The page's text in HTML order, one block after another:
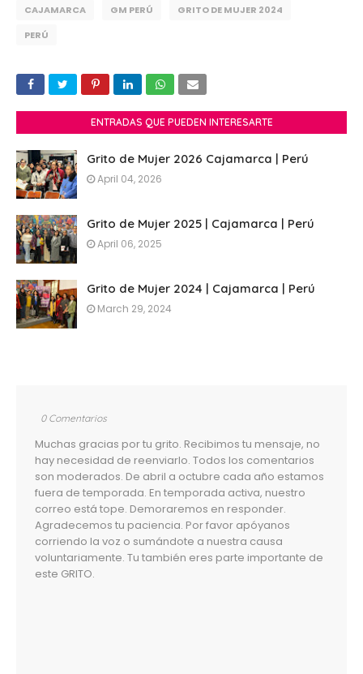
CAJAMARCA GM PERÚ
GRITO DE MUJER 2024
PERÚ
ENTRADAS QUE PUEDEN INTERESARTE
Grito de Mujer 2026 Cajamarca | Perú
April 04, 2026
Grito de Mujer 2025 | Cajamarca | Perú
April 06, 2025
Grito de Mujer 2024 | Cajamarca | Perú
March 29, 2024
0 Comentarios
Muchas gracias por tu grito. Recibimos tu mensaje, no
hay necesidad de reenviarlo. Todos los comentarios
son moderados. De abril a octubre cada año estamos
fuera de temporada. En temporada activa, nuestro
correo está tope. Demoraremos en responder.
Agradecemos tu paciencia. Por favor apóyanos
corriendo la voz o sumándote a nuestra causa
voluntariamente. Tu también eres parte importante de
este GRITO.